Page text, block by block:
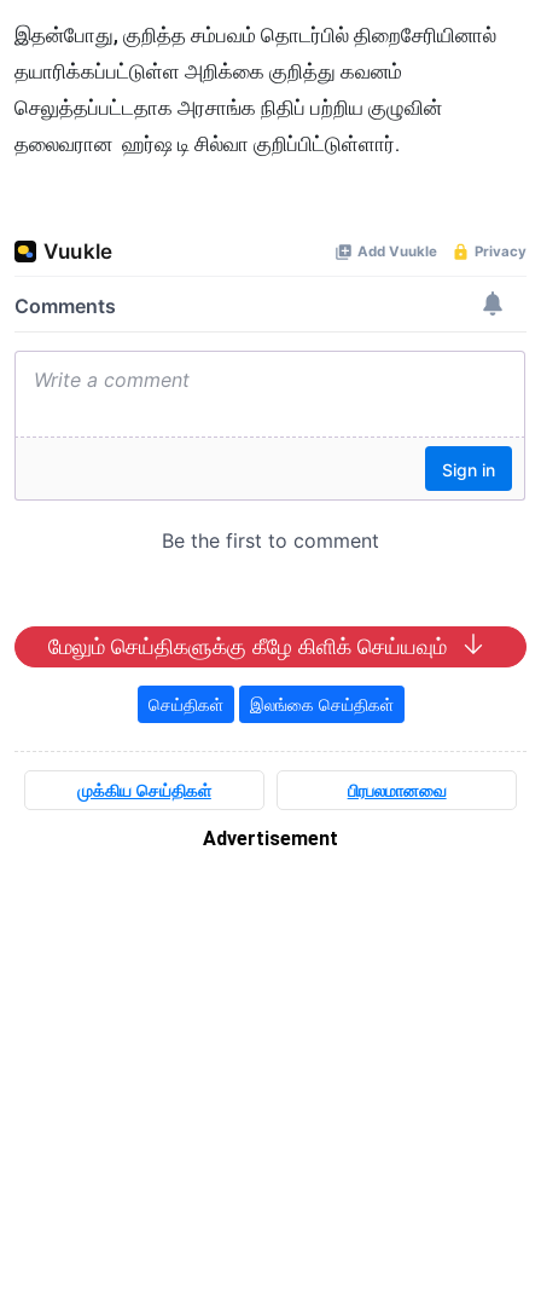
இதன்போது, குறித்த சம்பவம் தொடர்பில் திறைசேரியினால்
தயாரிக்கப்பட்டுள்ள அறிக்கை குறித்து கவனம்
செலுத்தப்பட்டதாக அரசாங்க நிதிப் பற்றிய குழுவின்
தலைவரான ஹர்ஷ டி சில்வா குறிப்பிட்டுள்ளார்.
மேலும் செய்திகளுக்கு கீழே கிளிக் செய்யவும்
செய்திகள் இலங்கை செய்திகள்
முக்கிய செய்திகள் பிரபலமானவை
Advertisement